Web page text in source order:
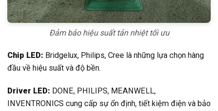
Đảm bảo hiệu suất tản nhiệt tối ưu
Chip LED: Bridgelux, Philips, Cree là những lựa chọn hàng
đầu về hiệu suất và độ bền.
Driver LED: DONE, PHILIPS, MEANWELL,
INVENTRONICS cung cấp sự ổn định, tiết kiệm điện và bảo